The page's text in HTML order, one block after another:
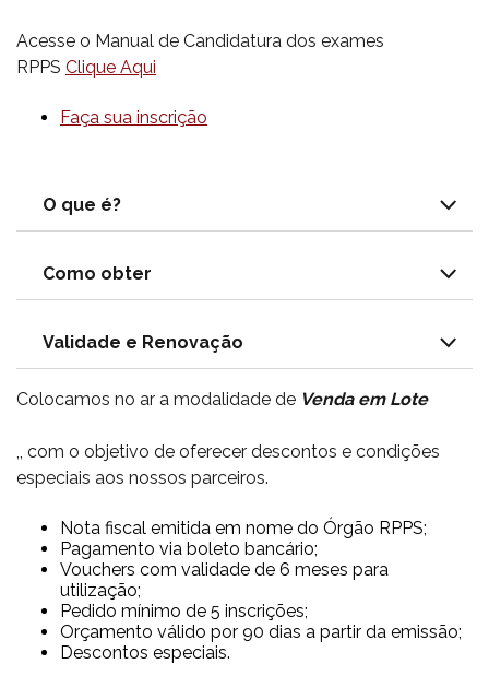
Acesse o Manual de Candidatura dos exames
RPPS Clique Aqui
Faça sua inscrição
O que é?
Como obter
Validade e Renovação
Colocamos no ar a modalidade de Venda em Lote
,, com o objetivo de oferecer descontos e condições
especiais aos nossos parceiros.
Nota fiscal emitida em nome do Órgão RPPS;
Pagamento via boleto bancário;
Vouchers com validade de 6 meses para
utilização;
Pedido mínimo de 5 inscrições;
Orçamento válido por 90 dias a partir da emissão;
Descontos especiais.